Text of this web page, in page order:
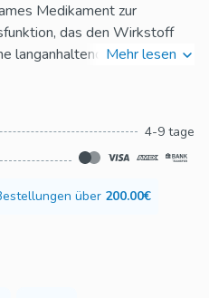
Medikament zur
das den Wirkstoff
langanhaltende Erektion zu
Alternative
dabei an Wirksamkeit oder
Mehr lesen
4-9 tage
über 200.00€